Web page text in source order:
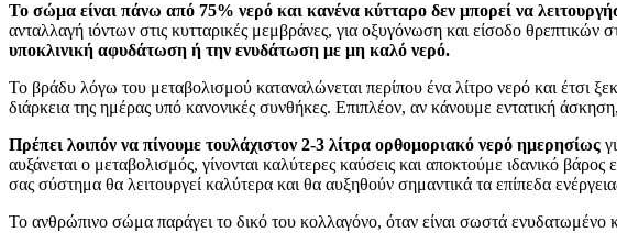
Το σώμα είναι πάνω από 75% νερό και κανένα κύτταρο δεν μπορεί να
ανταλλαγή ιόντων στις κυτταρικές μεμβράνες, για οξυγόνωση και είσοδο θρεπτικών
υποκλινική αφυδάτωση ή την ενυδάτωση με μη καλό νερό.
Το βράδυ λόγω του μεταβολισμού καταναλώνεται περίπου ένα λίτρο νερό και έτσι
διάρκεια της ημέρας υπό κανονικές συνθήκες. Επιπλέον, αν κάνουμε εντατική
Πρέπει λοιπόν να πίνουμε τουλάχιστον 2-3 λίτρα ορθομοριακό νερό ημερησίως
αυξάνεται ο μεταβολισμός, γίνονται καλύτερες καύσεις και αποκτούμε ιδανικό
σας σύστημα θα λειτουργεί καλύτερα και θα αυξηθούν σημαντικά τα επίπεδα
Το ανθρώπινο σώμα παράγει το δικό του κολλαγόνο, όταν είναι σωστά ενυδατωμένο